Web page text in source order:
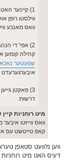
1) קיינער
ווילסטו רופן
וואס מאנכע
2) אפי' די
קהילה קומען
שפעטער
איבערגערעדט
3) פאקטן
דרשות.
מיט רוחניות
וואס ווייזטו
קאפ טייטשט עס
ווען מ'וועט סטאפן
דעיס האט מיט רוחניות